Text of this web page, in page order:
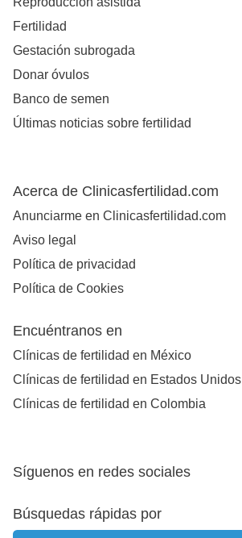
Fertilidad
Gestación subrogada
Donar óvulos
Banco de semen
Últimas noticias sobre fertilidad
Acerca de Clinicasfertilidad.com
Anunciarme en Clinicasfertilidad.com
Aviso legal
Política de privacidad
Política de Cookies
Encuéntranos en
Clínicas de fertilidad en México
Clínicas de fertilidad en Estados Unidos
Clínicas de fertilidad en Colombia
Síguenos en redes sociales
Búsquedas rápidas por